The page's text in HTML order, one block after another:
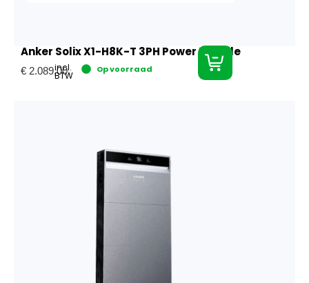
Anker Solix X1-H8K-T 3PH Power Module
€ 2.089,00
incl.
BTW
Op voorraad